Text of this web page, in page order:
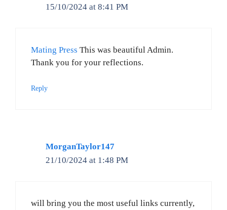
15/10/2024 at 8:41 PM
Mating Press This was beautiful Admin.
Thank you for your reflections.
Reply
MorganTaylor147
21/10/2024 at 1:48 PM
will bring you the most useful links currently,